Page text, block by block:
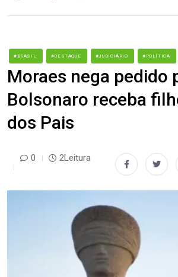
#BRASIL #DESTAQUE #JUDICIÁRIO #POLÍTICA
Moraes nega pedido
Bolsonaro receba
dos Pais
0 2Leitura